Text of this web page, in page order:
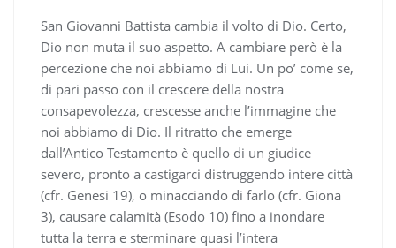
San Giovanni Battista cambia il volto di Dio. Certo,
Dio non muta il suo aspetto. A cambiare però è la
percezione che noi abbiamo di Lui. Un po’ come se,
di pari passo con il crescere della nostra
consapevolezza, crescesse anche l’immagine che
noi abbiamo di Dio. Il ritratto che emerge
dall’Antico Testamento è quello di un giudice
severo, pronto a castigarci distruggendo intere città
(cfr. Genesi 19), o minacciando di farlo (cfr. Giona
3), causare calamità (Esodo 10) fino a inondare
tutta la terra e sterminare quasi l’intera